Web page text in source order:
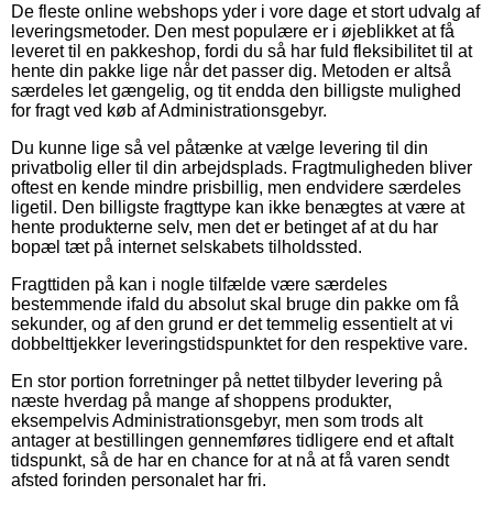
De fleste online webshops yder i vore dage et stort udvalg af
leveringsmetoder. Den mest populære er i øjeblikket at få
leveret til en pakkeshop, fordi du så har fuld fleksibilitet til at
hente din pakke lige når det passer dig. Metoden er altså
særdeles let gængelig, og tit endda den billigste mulighed
for fragt ved køb af Administrationsgebyr.
Du kunne lige så vel påtænke at vælge levering til din
privatbolig eller til din arbejdsplads. Fragtmuligheden bliver
oftest en kende mindre prisbillig, men endvidere særdeles
ligetil. Den billigste fragttype kan ikke benægtes at være at
hente produkterne selv, men det er betinget af at du har
bopæl tæt på internet selskabets tilholdssted.
Fragttiden på kan i nogle tilfælde være særdeles
bestemmende ifald du absolut skal bruge din pakke om få
sekunder, og af den grund er det temmelig essentielt at vi
dobbelttjekker leveringstidspunktet for den respektive vare.
En stor portion forretninger på nettet tilbyder levering på
næste hverdag på mange af shoppens produkter,
eksempelvis Administrationsgebyr, men som trods alt
antager at bestillingen gennemføres tidligere end et aftalt
tidspunkt, så de har en chance for at nå at få varen sendt
afsted forinden personalet har fri.